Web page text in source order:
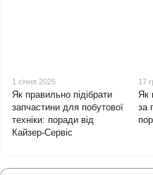
1 січня 2025
Як правильно підібрати
запчастини для побутової
техніки: поради від
Кайзер-Сервіс
17
Як
за